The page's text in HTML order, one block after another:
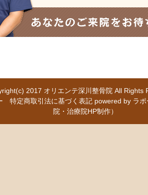
2017 オリエンテ深川整骨院 All
特定商取引法に基づく表記 powered by ラ
院・治療院HP制作）